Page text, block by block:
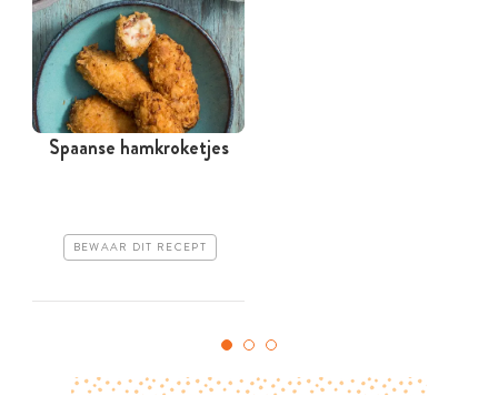
Spaanse hamkroketjes
BEWAAR DIT RECEPT